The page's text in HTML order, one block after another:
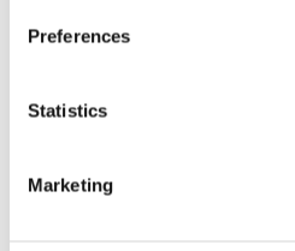
Preferences
Statistics
Marketing
brunchu w formie talerza
Goście, którzy mają gości
pewnością ucieszą się z
na pyszny brunch w miłej
Zaproponuj klasyczne dania